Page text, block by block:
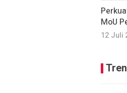
MoU
12 Juli